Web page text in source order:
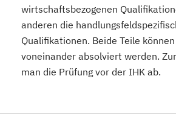
wirtschaftsbezogenen
anderen die
Qualifikationen. Beide Teile
voneinander absolviert werden.
man die Prüfung vor der IHK ab.